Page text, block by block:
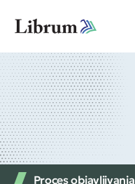
Proces objavljivanja